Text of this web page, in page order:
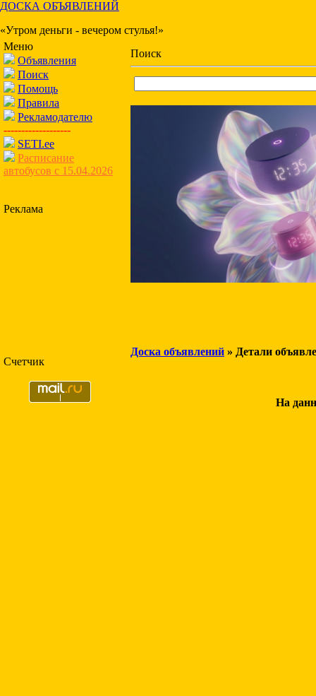
ДОСКА ОБЪЯВЛЕНИЙ
«Утром деньги - вечером стулья!»
Меню
Объявления
Поиск
Помощь
Правила
Рекламодателю
-------------------
SETI.ee
Расписание
автобусов с 15.04.2026
Реклама
Счетчик
Поиск
Доска объявлений » Детали
На